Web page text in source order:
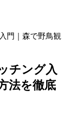
門｜森で野鳥観
チング入
法を徹底